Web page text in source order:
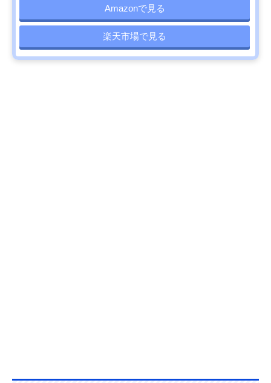
Amazonで見る
楽天市場で見る